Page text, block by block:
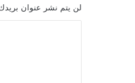
لن يتم نشر عنوان بريدك